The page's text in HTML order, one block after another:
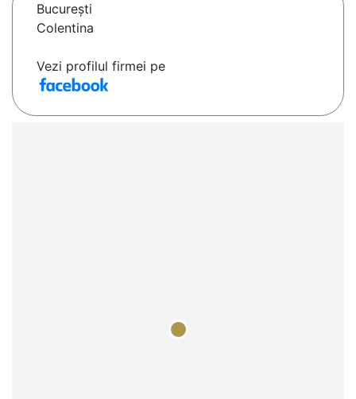
Bucureşti
Colentina
Vezi profilul firmei pe